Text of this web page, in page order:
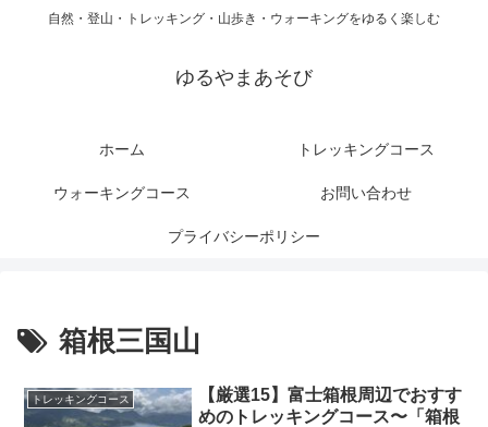
自然・登山・トレッキング・山歩き・ウォーキングをゆるく楽しむ
ゆるやまあそび
ホーム トレッキングコース
ウォーキングコース お問い合わせ
プライバシーポリシー
箱根三国山
トレッキングコース
【厳選15】富士箱根周辺でおすす
めのトレッキングコース〜「箱根